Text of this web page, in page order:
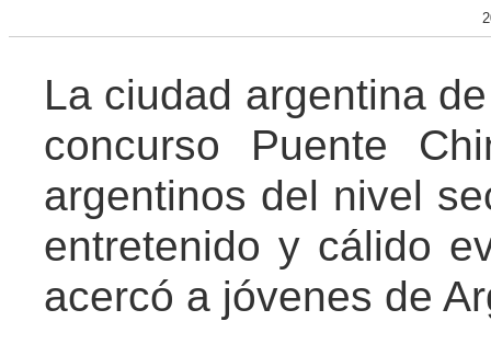
La ciudad argentina
concurso Puente
argentinos del nivel
entretenido y cálido
acercó a jóvenes de